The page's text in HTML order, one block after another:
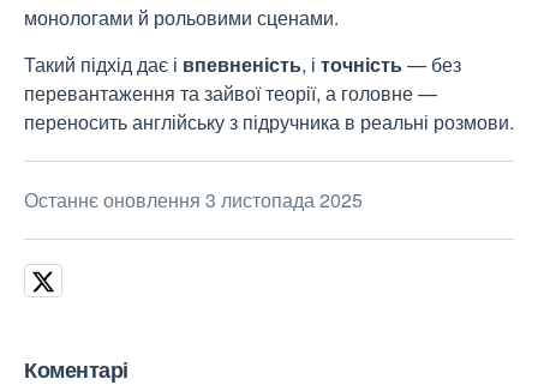
монологами й рольовими сценами.
Такий підхід дає і впевненість, і точність— без
перевантаження та зайвої теорії, а головне —
переносить англійську з підручника в реальні розмови.
Останнє оновлення 3 листопада 2025
Коментарі